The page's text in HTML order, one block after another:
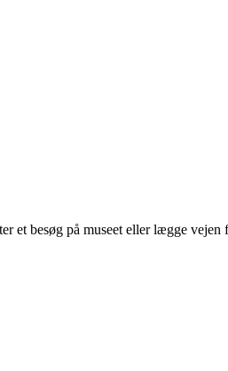
besøg på museet eller lægge